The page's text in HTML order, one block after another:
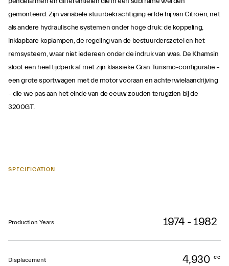
gemonteerd. Zijn variabele stuurbekrachtiging erfde hij van Citroën, net
als andere hydraulische systemen onder hoge druk: de koppeling,
inklapbare koplampen, de regeling van de bestuurderszetel en het
remsysteem, waar niet iedereen onder de indruk van was. De Khamsin
sloot een heel tijdperk af met zijn klassieke Gran Turismo-configuratie –
een grote sportwagen met de motor vooraan en achterwielaandrijving
– die we pas aan het einde van de eeuw zouden terugzien bij de
3200GT.
SPECIFICATION
Production Years 1974 - 1982
Displacement 4,930 cc